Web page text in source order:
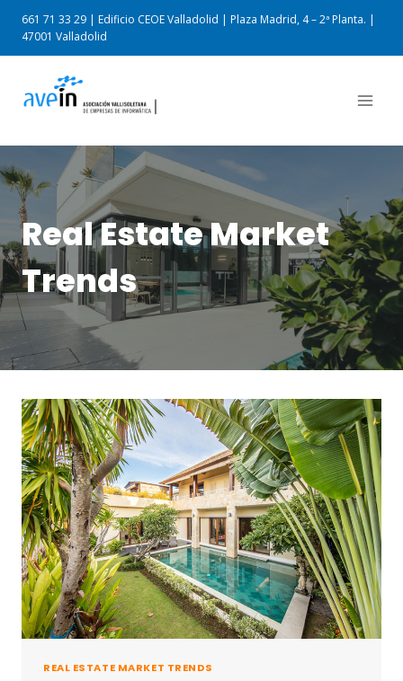
661 71 33 29 | Edificio CEOE Valladolid | Plaza Madrid, 4 – 2ª Planta. |
47001 Valladolid
Real Estate Market
Trends
REAL ESTATE MARKET TRENDS